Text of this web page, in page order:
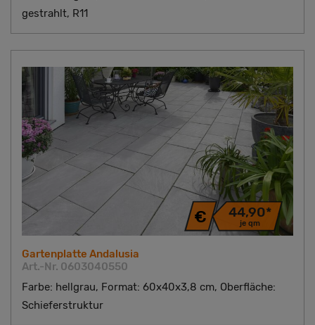
gestrahlt, R11
44,90*
je qm
Gartenplatte Andalusia
Art.-Nr. 0603040550
Farbe: hellgrau, Format: 60x40x3,8 cm, Oberfläche:
Schieferstruktur